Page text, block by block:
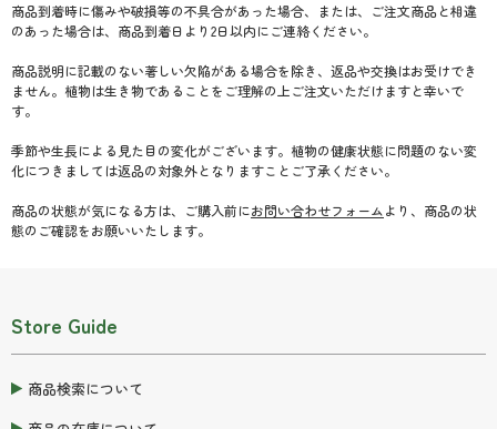
縦
横
4：メッセージ内容
商品到着時に傷みや破損等の不具合があった場合、または、ご注文商品と相違
のあった場合は、商品到着日より2日以内にご連絡ください。
商品説明に記載のない著しい欠陥がある場合を除き、返品や交換はお受けでき
ません。植物は生き物であることをご理解の上ご注文いただけますと幸いで
す。
季節や生長による見た目の変化がございます。植物の健康状態に問題のない変
化につきましては返品の対象外となりますことご了承ください。
商品の状態が気になる方は、ご購入前にお問い合わせフォームより、商品の状
態のご確認をお願いいたします。
Store Guide
商品検索について